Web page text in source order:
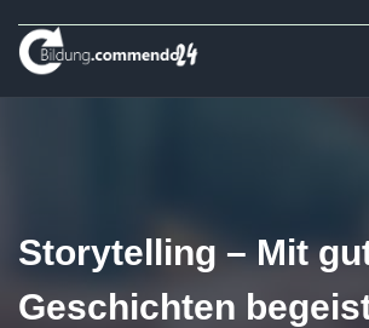
Storytelling – Mit
Geschichten